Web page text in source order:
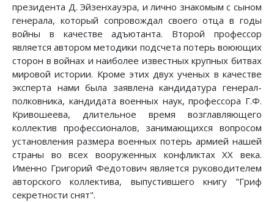
президента Д. Эйзенхауэра, и лично знакомым с сыном
генерала, который сопровождал своего отца в годы
войны в качестве адъютанта. Второй профессор
является автором методики подсчета потерь воюющих
сторон в войнах и наиболее известных крупных битвах
мировой истории. Кроме этих двух ученых в качестве
эксперта нами была заявлена кандидатура генерал-
полковника, кандидата военных наук, профессора Г.Ф.
Кривошеева, длительное время возглавляющего
коллектив профессионалов, занимающихся вопросом
установления размера военных потерь армией нашей
страны во всех вооруженных конфликтах ХХ века.
Именно Григорий Федотович является руководителем
авторского коллектива, выпустившего книгу "Гриф
секретности снят".